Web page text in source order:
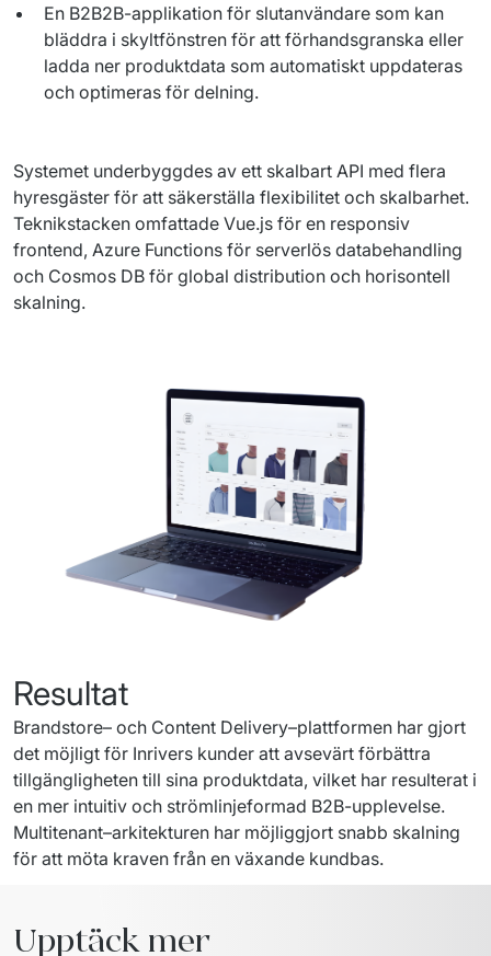
En B2B2B-applikation för slutanvändare som kan
bläddra i skyltfönstren för att förhandsgranska eller
ladda ner produktdata som automatiskt uppdateras
och optimeras för delning.
Systemet underbyggdes av ett skalbart API med flera
hyresgäster för att säkerställa flexibilitet och skalbarhet.
Teknikstacken omfattade Vue.js för en responsiv
frontend, Azure Functions för serverlös databehandling
och Cosmos DB för global distribution och horisontell
skalning.
Resultat
Brandstore– och Content Delivery–plattformen har gjort
det möjligt för Inrivers kunder att avsevärt förbättra
tillgängligheten till sina produktdata, vilket har resulterat i
en mer intuitiv och strömlinjeformad
Multitenant–arkitekturen har möjliggjort snabb skalning
för att möta kraven från en växande kundbas.
Upptäck mer